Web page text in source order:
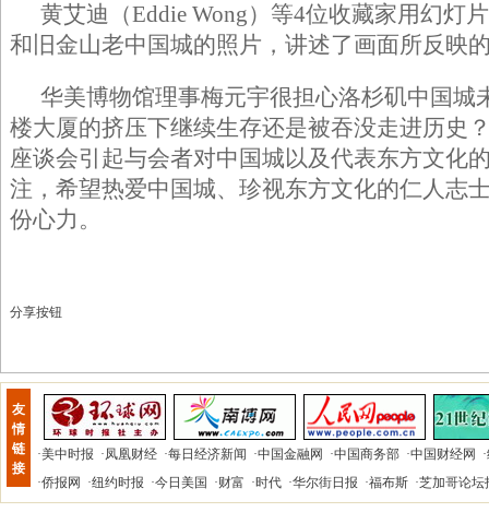
黄艾迪（Eddie Wong）等4位收藏家用幻灯
和旧金山老中国城的照片，讲述了画面所反映
华美博物馆理事梅元宇很担心洛杉矶中国城
楼大厦的挤压下继续生存还是被吞没走进历史
座谈会引起与会者对中国城以及代表东方文化
注，希望热爱中国城、珍视东方文化的仁人志
份心力。
分享按钮
友
情
链
接
·美中时报 ·凤凰财经 ·每日经济新闻 ·中国金融网 ·中国商务部 ·中国财经网 ·
·侨报网 ·纽约时报 ·今日美国 ·财富 ·时代 ·华尔街日报 ·福布斯 ·芝加哥论坛